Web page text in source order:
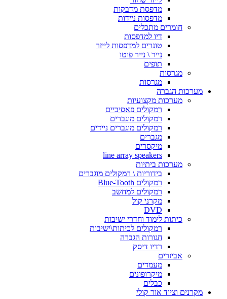
מדפסת מדבקות
מדפסות ניידות
חומרים מתכלים
דיו למדפסות
טונרים למדפסות לייזר
נייר \ נייר פוטו
תופים
מגרסות
מגרסות
מערכות הגברה
מערכות מקצועיות
רמקולים פאסיביים
רמקולים מוגברים
רמקולים מוגברים ניידים
מגברים
מיקסרים
line array speakers
מערכות ביתיות
בידוריות \ רמקולים מוגברים
רמקולים Blue-Tooth
רמקולים למחשב
מקרני קול
DVD
כיתות לימוד וחדרי ישיבות
רמקולים לכיתות\ישיבות
חגורות הגברה
רדיו דיסק
אביזרים
מעמדים
מיקרופונים
כבלים
מקרנים וציוד אור קולי